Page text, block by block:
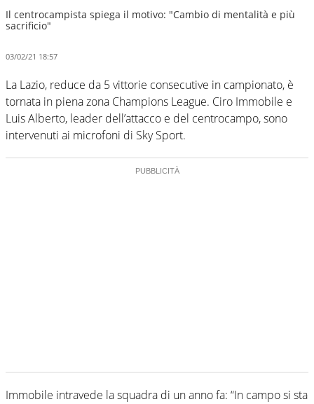
Il centrocampista spiega il motivo: "Cambio di mentalità e più
sacrificio"
03/02/21 18:57
La Lazio, reduce da 5 vittorie consecutive in campionato, è
tornata in piena zona Champions League. Ciro Immobile e
Luis Alberto, leader dell’attacco e del centrocampo, sono
intervenuti ai microfoni di Sky Sport.
Immobile intravede la squadra di un anno fa: “In campo si sta